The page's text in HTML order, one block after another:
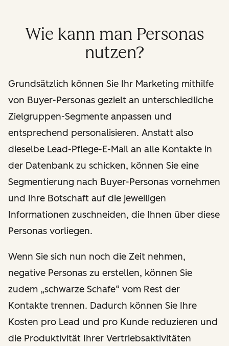
Wie kann man Personas
nutzen?
Grundsätzlich können Sie Ihr Marketing mithilfe
von Buyer-Personas gezielt an unterschiedliche
Zielgruppen-Segmente anpassen und
entsprechend personalisieren. Anstatt also
dieselbe Lead-Pflege-E-Mail an alle Kontakte in
der Datenbank zu schicken, können Sie eine
Segmentierung nach Buyer-Personas vornehmen
und Ihre Botschaft auf die jeweiligen
Informationen zuschneiden, die Ihnen über diese
Personas vorliegen.
Wenn Sie sich nun noch die Zeit nehmen,
negative Personas zu erstellen, können Sie
zudem „schwarze Schafe“ vom Rest der
Kontakte trennen. Dadurch können Sie Ihre
Kosten pro Lead und pro Kunde reduzieren und
die Produktivität Ihrer Vertriebsaktivitäten